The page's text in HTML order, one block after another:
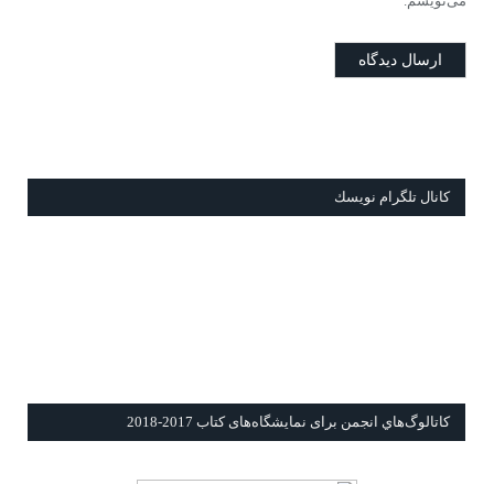
كانال تلگرام نويسك
كاتالوگ‌هاي انجمن برای نمايشگاه‌های كتاب 2017-2018